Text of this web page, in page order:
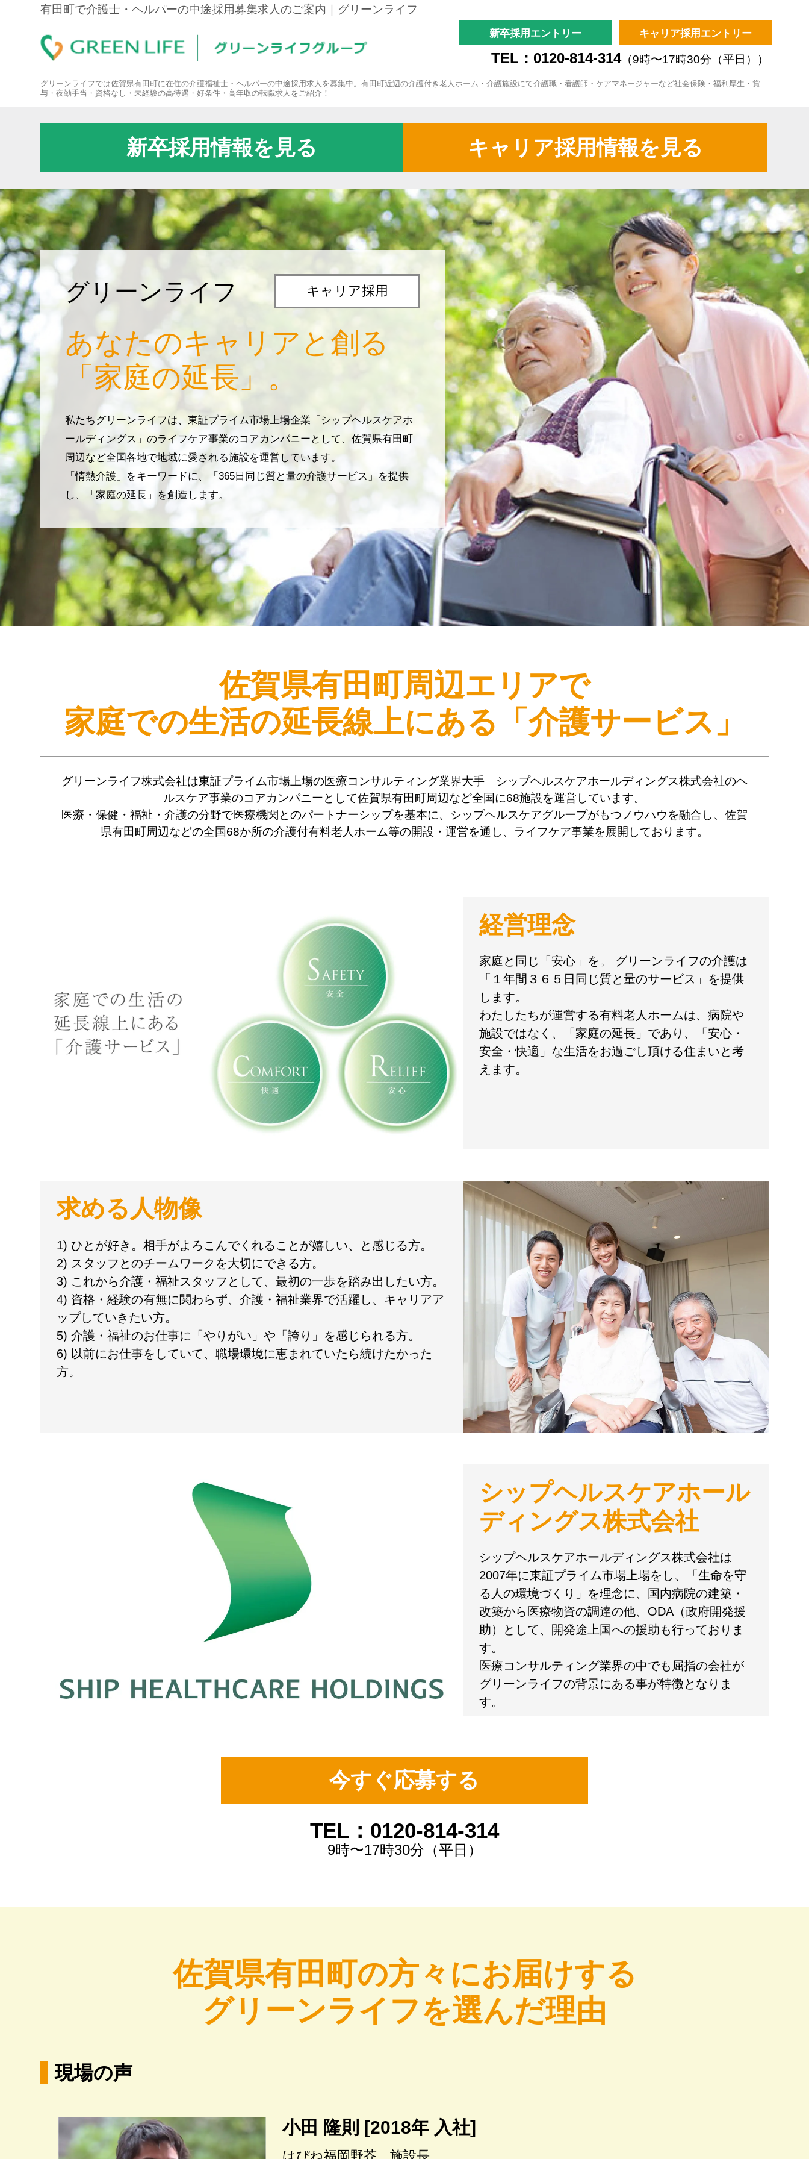
有田町で介護士・ヘルパーの中途採用募集求人のご案内｜グリーンライフ
新卒採用エントリー キャリア採用エントリー
TEL：0120-814-314（9時〜17時30分（平日））
グリーンライフでは佐賀県有田町に在住の介護福祉士・ヘルパーの中途採用求人を募集中。有田町近辺の介護付き老人ホーム・介護施設にて介護職・看護師・ケアマネージャーなど社会保険・福利厚生・賞
与・夜勤手当・資格なし・未経験の高待遇・好条件・高年収の転職求人をご紹介！
新卒採用情報を見る キャリア採用情報を見る
グリーンライフ キャリア採用
あなたのキャリアと創る
「家庭の延長」。
私たちグリーンライフは、東証プライム市場上場企業「シップヘルスケアホ
ールディングス」のライフケア事業のコアカンパニーとして、佐賀県有田町
周辺など全国各地で地域に愛される施設を運営しています。
「情熱介護」をキーワードに、「365日同じ質と量の介護サービス」を提供
し、「家庭の延長」を創造します。
佐賀県有田町周辺エリアで
家庭での生活の延長線上にある 「介護サービス」
グリーンライフ株式会社は東証プライム市場上場の医療コンサルティング業界大手 シップヘルスケアホールディングス株式会社のヘ
ルスケア事業のコアカンパニーとして佐賀県有田町周辺など全国に68施設を運営しています。
医療・保健・福祉・介護の分野で医療機関とのパートナーシップを基本に、シップヘルスケアグループがもつノウハウを融合し、佐賀
県有田町周辺などの全国68か所の介護付有料老人ホーム等の開設・運営を通し、ライフケア事業を展開しております。
経営理念
家庭と同じ「安心」を。 グリーンライフの介護は
「１年間３６５日同じ質と量のサービス」を提供
します。
わたしたちが運営する有料老人ホームは、病院や
施設ではなく、「家庭の延長」であり、「安心・
安全・快適」な生活をお過ごし頂ける住まいと考
えます。
求める人物像
1) ひとが好き。相手がよろこんでくれることが嬉しい、と感じる方。
2) スタッフとのチームワークを大切にできる方。
3) これから介護・福祉スタッフとして、最初の一歩を踏み出したい方。
4) 資格・経験の有無に関わらず、介護・福祉業界で活躍し、キャリアア
ップしていきたい方。
5) 介護・福祉のお仕事に「やりがい」や「誇り」を感じられる方。
6) 以前にお仕事をしていて、職場環境に恵まれていたら続けたかった
方。
シップヘルスケアホール
ディングス株式会社
シップヘルスケアホールディングス株式会社は
2007年に東証プライム市場上場をし、「生命を守
る人の環境づくり」を理念に、国内病院の建築・
改築から医療物資の調達の他、ODA（政府開発援
助）として、開発途上国への援助も行っておりま
す。
医療コンサルティング業界の中でも屈指の会社が
グリーンライフの背景にある事が特徴となりま
す。
今すぐ応募する
TEL：0120-814-314
9時〜17時30分（平日）
佐賀県有田町の方々にお届けする
グリーンライフを選んだ理由
現場の声
小田 隆則 [2018年 入社]
はぴね福岡野芥 施設長